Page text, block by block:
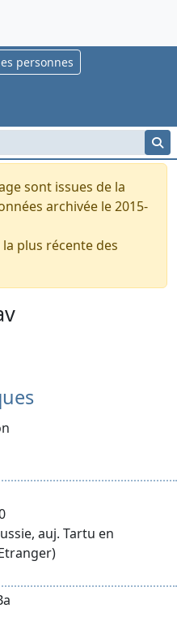
personnes
sont issues de la
archivée le 2015-
plus récente des
auj. Tartu en